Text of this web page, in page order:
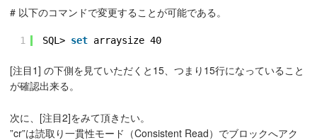
# 以下のコマンドで変更することが可能である。
1 SQL> set arraysize 40
[注目1] の下側を見ていただくと15、つまり15行になっていること
が確認出来る。
次に、[注目2]をみて頂きたい。
”cr”は読取り一貫性モード（Consistent Read）でブロックへアク